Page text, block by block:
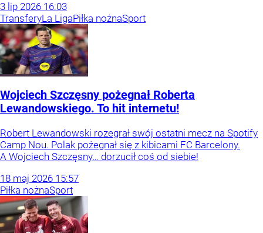
3 lip 2026 16:03
TransferyLa LigaPiłka nożnaSport
Wojciech Szczęsny pożegnał Roberta
Lewandowskiego. To hit internetu!
Robert Lewandowski rozegrał swój ostatni mecz na Spotify
Camp Nou. Polak pożegnał się z kibicami FC Barcelony.
A Wojciech Szczęsny… dorzucił coś od siebie!
18 maj 2026 15:57
Piłka nożnaSport